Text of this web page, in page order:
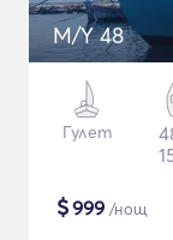
M/Y 48
Гулет
$999 /нощ